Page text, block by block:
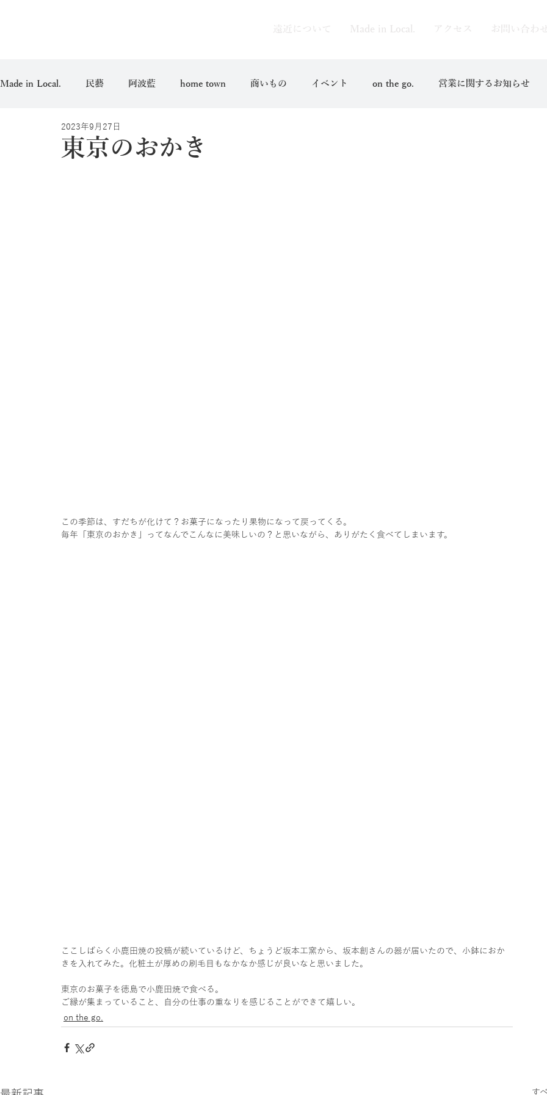
遠近について Made in Local. アクセス お問い合わ
Made in Local. 民藝 阿波藍 home town 商いもの イベント on the go. 営業に関するお知らせ
東京のおかき
2023年9月27日
この季節は、すだちが化けて？お菓子になったり果物になって戻ってくる。
毎年「東京のおかき」ってなんでこんなに美味しいの？と思いながら、ありがたく食べてしまいます。
ここしばらく小鹿田焼の投稿が続いているけど、ちょうど坂本工窯から、坂本創さんの器が届いたので、小鉢におか
きを入れてみた。化粧土が厚めの刷毛目もなかなか感じが良いなと思いました。
東京のお菓子を徳島で小鹿田焼で食べる。
ご縁が集まっていること、自分の仕事の重なりを感じることができて嬉しい。
on the go.
す